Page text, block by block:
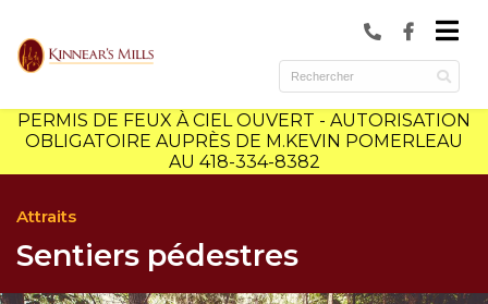
(Municipalité )
(Culture et loisirs )
PERMIS DE FEUX À CIEL OUVERT - AUTORISATION
OBLIGATOIRE AUPRÈS DE M.KEVIN POMERLEAU
AU 418-334-8382
Attraits
Sentiers pédestres